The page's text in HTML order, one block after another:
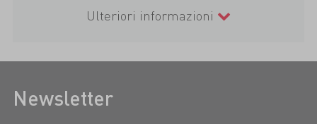
Ulteriori informazioni
Newsletter